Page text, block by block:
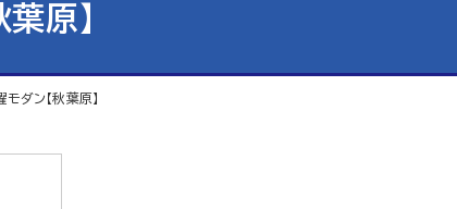
原】
モダン【秋葉原】